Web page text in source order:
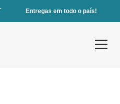
Entregas em todo o país!